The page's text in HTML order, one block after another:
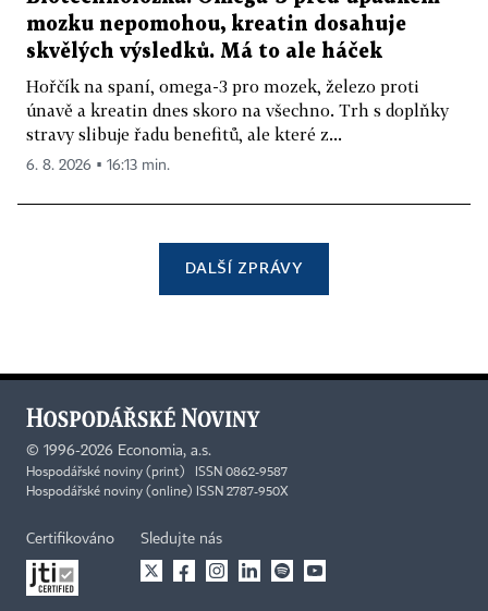
mozku nepomohou, kreatin dosahuje
skvělých výsledků. Má to ale háček
Hořčík na spaní, omega-3 pro mozek, železo proti
únavě a kreatin dnes skoro na všechno. Trh s doplňky
stravy slibuje řadu benefitů, ale které z...
6. 8. 2026 ▪ 16:13 min.
DALŠÍ ZPRÁVY
© 1996-2026 Economia, a.s.
Hospodářské noviny (print) ISSN 0862-9587
Hospodářské noviny (online) ISSN 2787-950X
Certifikováno Sledujte nás